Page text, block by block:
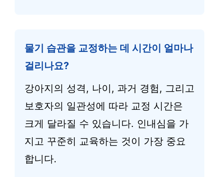
물기 습관을 교정하는 데 시간이 얼마나
걸리나요?
강아지의 성격, 나이, 과거 경험, 그리고
보호자의 일관성에 따라 교정 시간은
크게 달라질 수 있습니다. 인내심을 가
지고 꾸준히 교육하는 것이 가장 중요
합니다.